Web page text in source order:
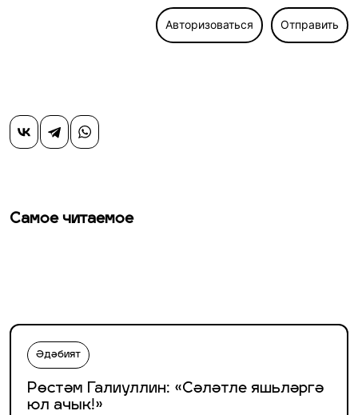
Авторизоваться Отправить
Самое читаемое
Әдәбият
Рөстәм Галиуллин: «Сәләтле яшьләргә
юл ачык!»